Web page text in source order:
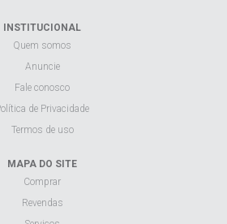
Quem somos
Anuncie
Fale conosco
Política de Privacidade
Termos de uso
Comprar
Revendas
Serviços